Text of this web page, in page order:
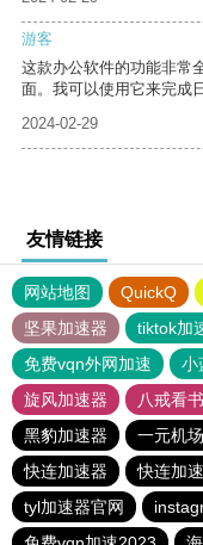
游客
这款办公软件的功能非常
面。我可以使用它来完成
2024-02-29
友情链接
网站地图 QuickQ
坚果加速器
tiktok加
免费vqn外网加速
小
旋风加速器
八戒看书
黑豹加速器
一元机场
快连加速器
快连加
tyl加速器官网